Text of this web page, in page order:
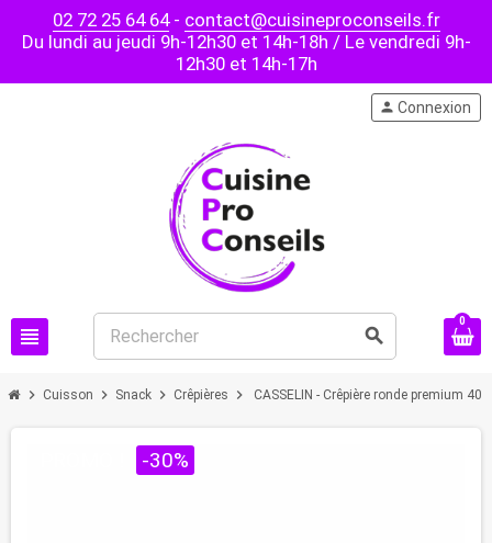
02 72 25 64 64- contact@cuisineproconseils.fr
Du lundi au jeudi 9h-12h30 et 14h-18h / Le vendredi 9h-
12h30 et 14h-17h
view_headline search
person Connexion
0
chevron_right Cuisson chevron_right Snack chevron_right Crêpières chevron_right CASSELIN - Crêpière ronde premium 40
-30%